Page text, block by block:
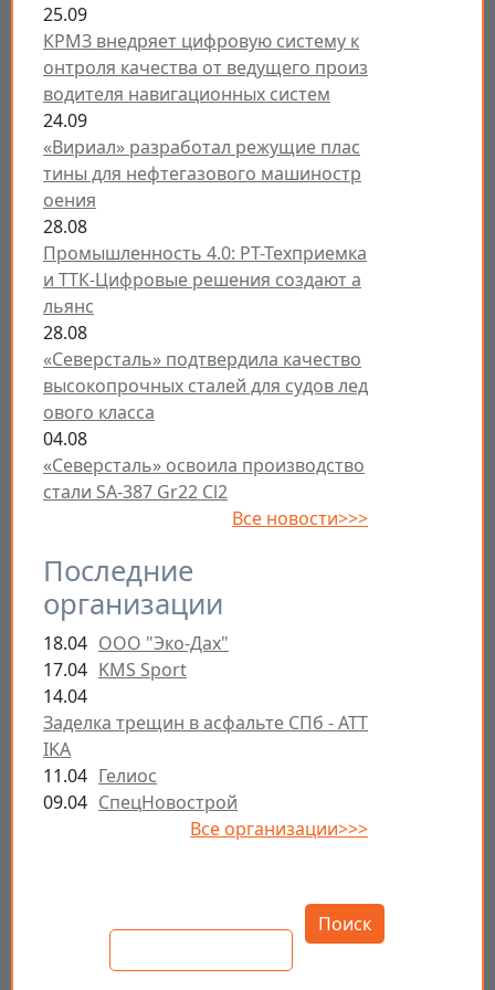
25.09
КРМЗ внедряет цифровую систему к
онтроля качества от ведущего произ
водителя навигационных систем
24.09
«Вириал» разработал режущие плас
тины для нефтегазового машиностр
оения
28.08
Промышленность 4.0: РТ-Техприемка
и ТТК-Цифровые решения создают а
льянс
28.08
«Северсталь» подтвердила качество
высокопрочных сталей для судов лед
ового класса
04.08
«Северсталь» освоила производство
стали SA-387 Gr22 Cl2
Все новости>>>
Последние
организации
18.04 ООО "Эко-Дах"
17.04 KMS Sport
14.04
Заделка трещин в асфальте СПб - ATT
IKA
11.04 Гелиос
09.04 СпецНовострой
Все организации>>>